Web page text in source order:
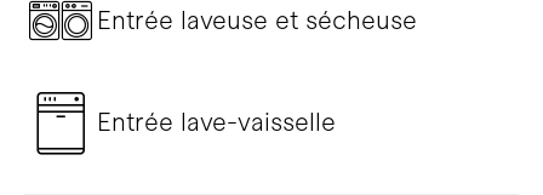
Entrée laveuse et sécheuse
Entrée lave-vaisselle